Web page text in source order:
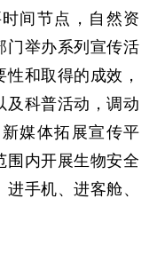
间节点，自然资
门举办系列宣传活
和取得的成效，
及科普活动，调动
媒体拓展宣传平
围内开展生物安全
手机、进客舱、